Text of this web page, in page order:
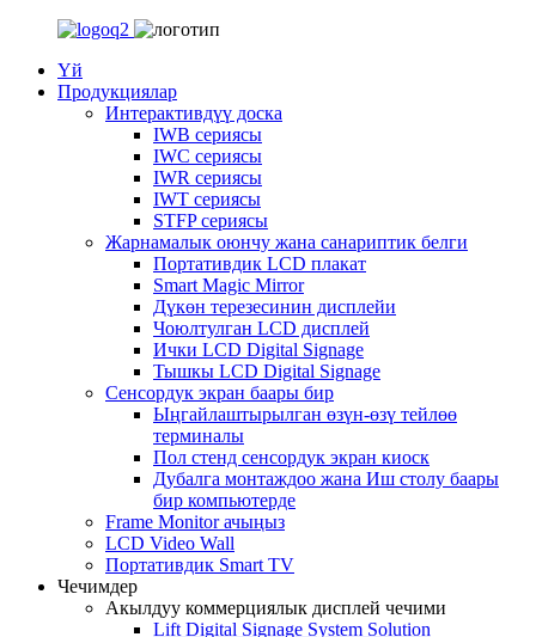
Үй
Продукциялар
Интерактивдүү доска
IWB сериясы
IWC сериясы
IWR сериясы
IWT сериясы
STFP сериясы
Жарнамалык оюнчу жана санариптик белги
Портативдик LCD плакат
Smart Magic Mirror
Дүкөн терезесинин дисплейи
Чоюлтулган LCD дисплей
Ички LCD Digital Signage
Тышкы LCD Digital Signage
Сенсордук экран баары бир
Ыңгайлаштырылган өзүн-өзү тейлөө
терминалы
Пол стенд сенсордук экран киоск
Дубалга монтаждоо жана Иш столу баары
бир компьютерде
Frame Monitor ачыңыз
LCD Video Wall
Портативдик Smart TV
Чечимдер
Акылдуу коммерциялык дисплей чечими
Lift Digital Signage System Solution